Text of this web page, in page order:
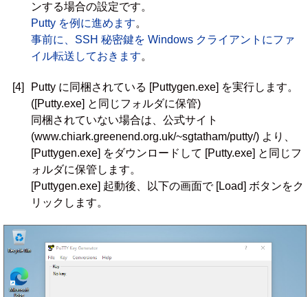
ンする場合の設定です。
Putty を例に進めます。
事前に、SSH 秘密鍵を Windows クライアントにファ
イル転送しておきます。
[4]
Putty に同梱されている [Puttygen.exe] を実行します。
([Putty.exe] と同じフォルダに保管)
同梱されていない場合は、公式サイト
(www.chiark.greenend.org.uk/~sgtatham/putty/) より、
[Puttygen.exe] をダウンロードして [Putty.exe] と同じフ
ォルダに保管します。
[Puttygen.exe] 起動後、以下の画面で [Load] ボタンをク
リックします。